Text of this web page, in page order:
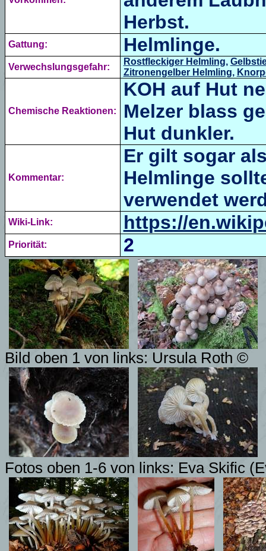
Herbst.
Gattung: Helmlinge.
Verwechslungsgefahr:
Rostfleckiger Helmling,
Zitronengelber Helmling,
Chemische Reaktionen:
KOH auf Hut
Melzer blass
Hut dunkler.
Kommentar:
Er gilt sogar
Helmlinge
verwendet
Wiki-Link: https://
Priorität: 2
Bild oben 1 von links: Ursula Roth ©
Fotos oben 1-6 von links: Eva Skific